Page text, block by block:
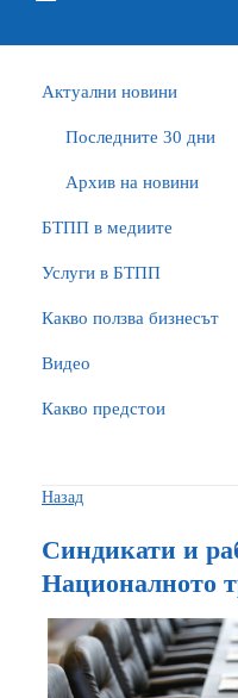
Актуални новини
Последните 30 дни
Архив на новини
БTПП в медиите
Услуги в БТПП
Какво ползва бизнесът
Видео
Какво предстои
Назад
Синдикати и
Националното